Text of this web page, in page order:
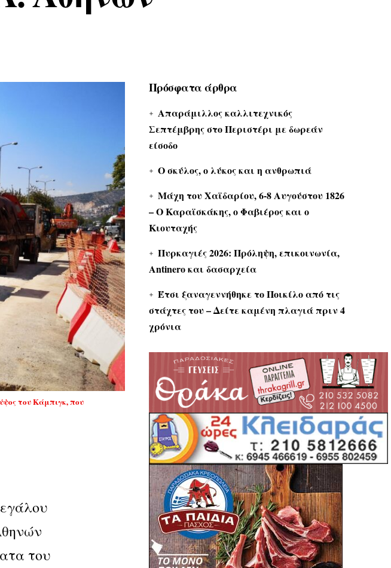
του Κάμπιγκ, που
του
Πρόσφατα άρθρα
Απαράμιλλος καλλιτεχνικός
Σεπτέμβρης στο Περιστέρι με δωρεάν
είσοδο
Ο σκύλος, ο λύκος και η ανθρωπιά
Μάχη του Χαϊδαρίου, 6-8 Αυγούστου 1826
– Ο Καραϊσκάκης, ο Φαβιέρος και ο
Κιουταχής
Πυρκαγιές 2026: Πρόληψη, επικοινωνία,
Antinero και δασαρχεία
Έτσι ξαναγεννήθηκε το Ποικίλο από τις
στάχτες του – Δείτε καμένη πλαγιά πριν 4
χρόνια